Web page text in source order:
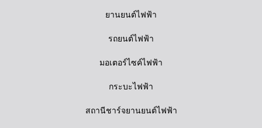
ยานยนต์ไฟฟ้า
รถยนต์ไฟฟ้า
มอเตอร์ไซค์ไฟฟ้า
กระบะไฟฟ้า
สถานีชาร์จยานยนต์ไฟฟ้า